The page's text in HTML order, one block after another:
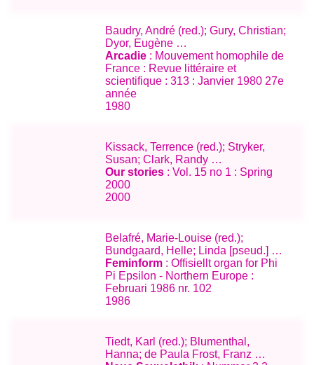
Baudry, André (red.); Gury, Christian;
Dyor, Eugène …
Arcadie : Mouvement homophile de
France : Revue littéraire et
scientifique : 313 : Janvier 1980 27e
année
1980
Kissack, Terrence (red.); Stryker,
Susan; Clark, Randy …
Our stories : Vol. 15 no 1 : Spring
2000
2000
Belafré, Marie-Louise (red.);
Bundgaard, Helle; Linda [pseud.] …
Feminform : Offisiellt organ for Phi
Pi Epsilon - Northern Europe :
Februari 1986 nr. 102
1986
Tiedt, Karl (red.); Blumenthal,
Hanna; de Paula Frost, Franz …